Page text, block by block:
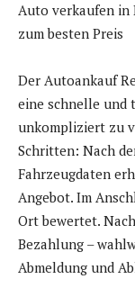
Auto verkaufen in
zum besten Preis
Der Autoankauf
eine schnelle und
unkompliziert zu
Schritten: Nach
Fahrzeugdaten
Angebot. Im
Ort bewertet.
Bezahlung –
Abmeldung und